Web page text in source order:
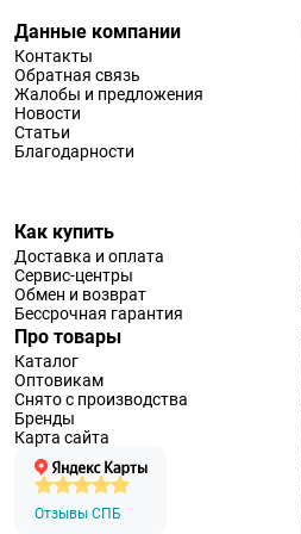
Данные компании
Контакты
Обратная связь
Жалобы и предложения
Новости
Статьи
Благодарности
Как купить
Доставка и оплата
Сервис-центры
Обмен и возврат
Бессрочная гарантия
Про товары
Каталог
Оптовикам
Снято с производства
Бренды
Карта сайта
Отзывы СПБ